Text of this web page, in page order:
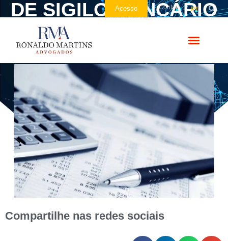
Acesso Contato PT
DE SIGILO BANCÁRIO
E FISCAL
Compartilhe nas redes sociais